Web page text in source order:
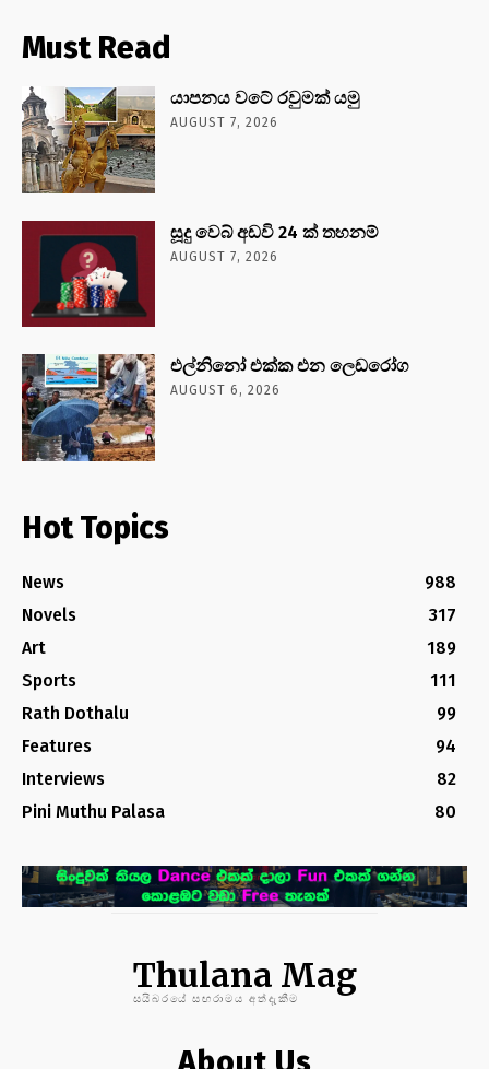
Must Read
යාපනය වටේ රවුමක් යමු
AUGUST 7, 2026
සූදු වෙබ් අඩවි 24 ක් තහනම්
AUGUST 7, 2026
එල්නිනෝ එක්ක එන ලෙඩරෝග
AUGUST 6, 2026
Hot Topics
News
988
Novels
317
Art
189
Sports
111
Rath Dothalu
99
Features
94
Interviews
82
Pini Muthu Palasa
80
Thulana Mag
සයිබරයේ සඟරාමය අත්දැකීම